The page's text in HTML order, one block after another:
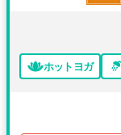
ホットヨガ